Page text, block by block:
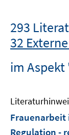
293
32
im Aspekt
Frauenarbeit
Regulation -